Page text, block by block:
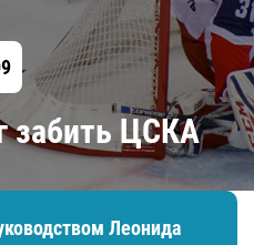
забить ЦСКА
Леонида